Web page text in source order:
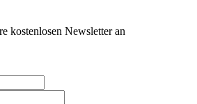
kostenlosen Newsletter an